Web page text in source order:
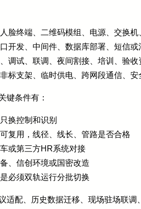
脸终端、二维码模组、电源、交换机
开发、中间件、数据库部署、短信或
调试、联调、夜间割接、培训、验收
标支架、临时供电、跨网段通信、安
键条件有：
换控制和识别
复用，线径、线长、管路是否合格
或第三方HR系统对接
、信创环境或国密改造
必须双轨运行分批切换
适配、历史数据迁移、现场驻场联